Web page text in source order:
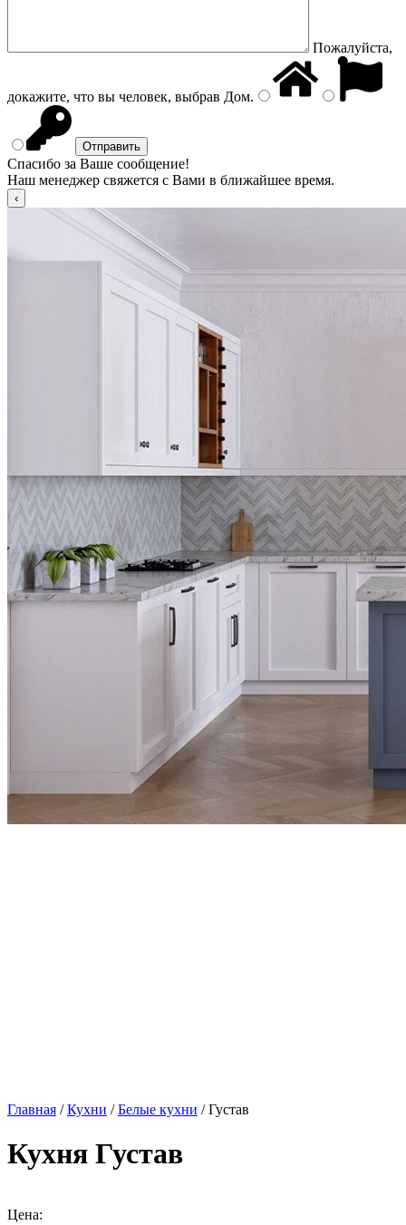
Пожалуйста,
докажите, что вы человек, выбрав Дом.
Спасибо за Ваше сообщение!
Наш менеджер свяжется с Вами в ближайшее время.
Главная /Кухни /Белые кухни / Густав
Кухня Густав
Цена: